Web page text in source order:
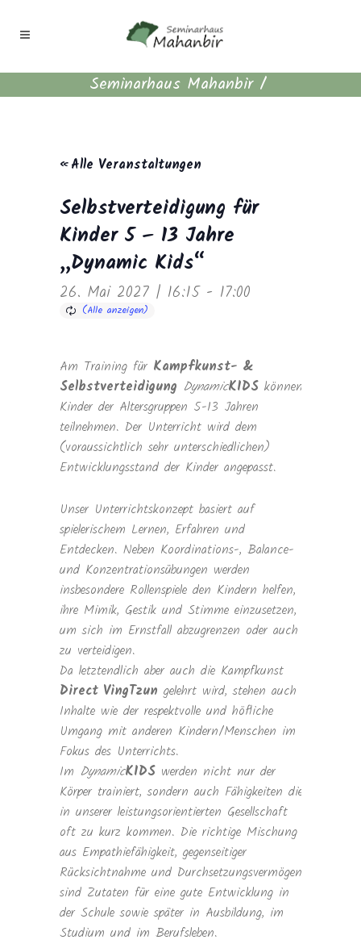
Seminarhaus Mahanbir/
« Alle Veranstaltungen
Selbstverteidigung für
Kinder 5 – 13 Jahre
„Dynamic Kids“
26. Mai 2027 | 16:15- 17:00
Am Training für Kampfkunst- &
Selbstverteidigung DynamicKIDS können
Kinder der Altersgruppen 5-13 Jahren
teilnehmen. Der Unterricht wird dem
(voraussichtlich sehr unterschiedlichen)
Entwicklungsstand der Kinder angepasst.
Unser Unterrichtskonzept basiert auf
spielerischem Lernen, Erfahren und
Entdecken. Neben Koordinations-, Balance-
und Konzentrationsübungen werden
insbesondere Rollenspiele den Kindern helfen,
ihre Mimik, Gestik und Stimme einzusetzen,
um sich im Ernstfall abzugrenzen oder auch
zu verteidigen.
Da letztendlich aber auch die Kampfkunst
Direct VingTzun gelehrt wird, stehen auch
Inhalte wie der respektvolle und höfliche
Umgang mit anderen Kindern/Menschen im
Fokus des Unterrichts.
Im DynamicKIDS werden nicht nur der
Körper trainiert, sondern auch Fähigkeiten die
in unserer leistungsorientierten Gesellschaft
oft zu kurz kommen. Die richtige Mischung
aus Empathiefähigkeit, gegenseitiger
Rücksichtnahme und Durchsetzungsvermögen
sind Zutaten für eine gute Entwicklung in
der Schule sowie später in Ausbildung, im
Studium und im Berufsleben.